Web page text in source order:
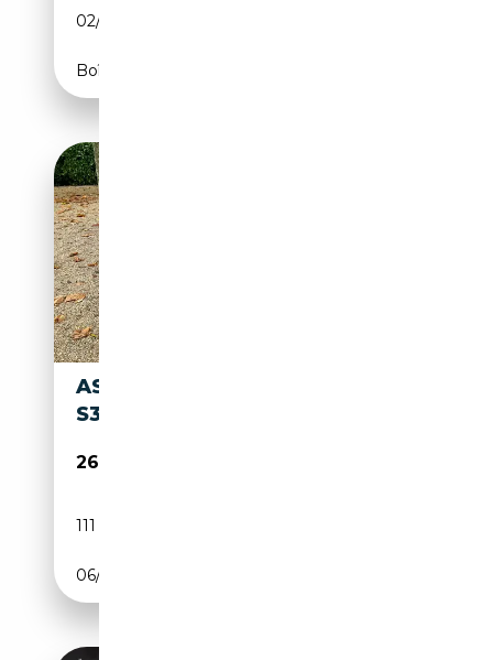
02/1955
Boîte manuelle
ASTON MARTIN DB 2/4
S3
269 000€
111 111 km
06/1958